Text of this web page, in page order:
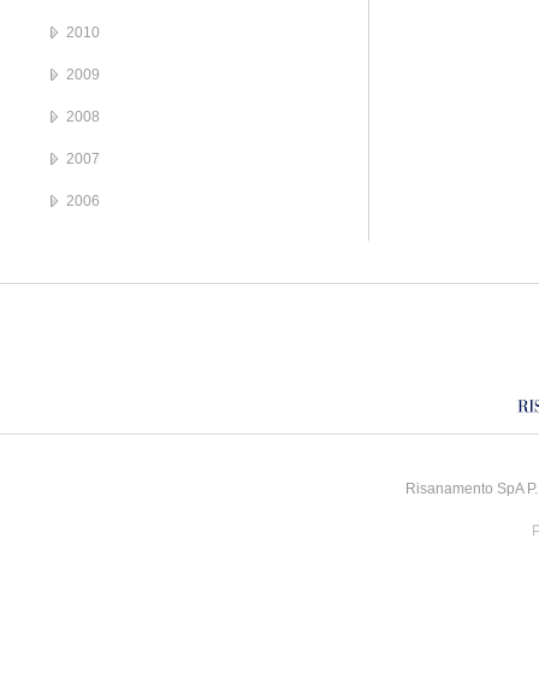
2010
2009
2008
2007
2006
Risanamento SpA